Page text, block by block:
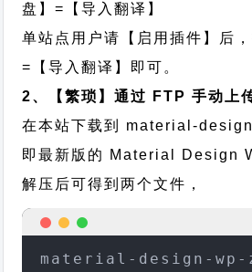
盘】=【导入翻译】
单站点用户请【启用插件】后
=【导入翻译】即可。
2、【繁琐】通过 FTP 手动上
在本站下载到 material-
即最新版的 Material Design
解压后可得到两个文件，
material-design-wp-